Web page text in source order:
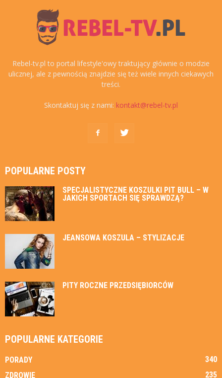
Rebel-tv.pl to portal lifestyle'owy traktujący głównie o modzie
ulicznej, ale z pewnością znajdzie się też wiele innych ciekawych
treści.
Skontaktuj się z nami: kontakt@rebel-tv.pl
POPULARNE POSTY
SPECJALISTYCZNE KOSZULKI PIT BULL – W
JAKICH SPORTACH SIĘ SPRAWDZĄ?
JEANSOWA KOSZULA – STYLIZACJE
PITY ROCZNE PRZEDSIĘBIORCÓW
POPULARNE KATEGORIE
PORADY
340
ZDROWIE
235